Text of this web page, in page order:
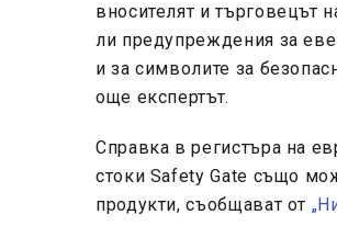
вносителят и търговецът
ли предупреждения за
и за символите за
още експертът.
Справка в регистъра на
стоки Safety Gate също
продукти, съобщават от